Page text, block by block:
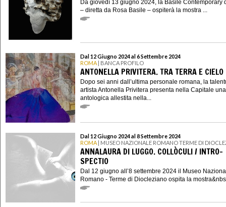
Da giovedì 13 giugno 2024, la Basile Contemporary
– diretta da Rosa Basile – ospiterà la mostra ...
Dal 12 Giugno 2024 al 6 Settembre 2024
ROMA | BANCA PROFILO
ANTONELLA PRIVITERA. TRA TERRA E CIELO
Dopo sei anni dall’ultima personale romana, la
artista Antonella Privitera presenta nella Capitale una
antologica allestita nella...
Dal 12 Giugno 2024 al 8 Settembre 2024
ROMA | MUSEO NAZIONALE ROMANO TERME DI
ANNALAURA DI LUGGO. COLLÒCULI / INTRO-
SPECTIO
Dal 12 giugno all’8 settembre 2024 il Museo
Romano - Terme di Diocleziano ospita la